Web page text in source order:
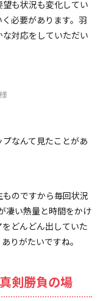
も状況も変化してい
必要があります。羽
対応をしていただい
なんて見たことがあ
のですから毎回状況
凄い熱量と時間をかけ
どんどん出していた
りがたいですね。
剣勝負の場